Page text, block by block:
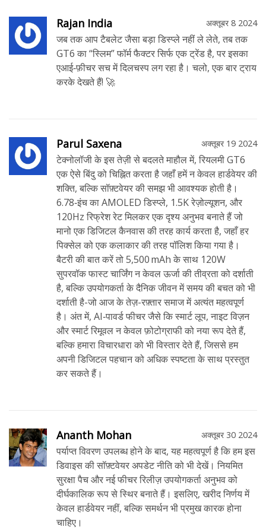
Rajan India अक्तूबर 8 2024
जब तक आप टैबलेट जैसा बड़ा डिस्प्ले नहीं ले लेते, तब तक
GT6 का “स्लिम” फॉर्म फैक्टर सिर्फ एक ट्रेंड है, पर इसका
एआई‑फ़ीचर सच में दिलचस्प लग रहा है। चलो, एक बार ट्राय
करके देखते हैं! 🚀
Parul Saxena अक्तूबर 19 2024
टेक्नोलॉजी के इस तेज़ी से बदलते माहौल में, रियलमी GT6
एक ऐसे बिंदु को चिह्नित करता है जहाँ हमें न केवल हार्डवेयर की
शक्ति, बल्कि सॉफ़्टवेयर की समझ भी आवश्यक होती है।
6.78‑इंच का AMOLED डिस्प्ले, 1.5K रेज़ोल्यूशन, और
120Hz रिफ्रेश रेट मिलकर एक दृश्य अनुभव बनाते हैं जो
मानो एक डिजिटल कैनवास की तरह कार्य करता है, जहाँ हर
पिक्सेल को एक कलाकार की तरह पॉलिश किया गया है।
बैटरी की बात करें तो 5,500 mAh के साथ 120W
सुपरवॉक फास्ट चार्जिंग न केवल ऊर्जा की तीव्रता को दर्शाती
है, बल्कि उपयोगकर्ता के दैनिक जीवन में समय की बचत को भी
दर्शाती है-जो आज के तेज़-रफ़्तार समाज में अत्यंत महत्वपूर्ण
है। अंत में, AI‑पावर्ड फीचर जैसे कि स्मार्ट लूप, नाइट विज़न
और स्मार्ट रिमूवल न केवल फ़ोटोग्राफी को नया रूप देते हैं,
बल्कि हमारा विचारधारा को भी विस्तार देते हैं, जिससे हम
अपनी डिजिटल पहचान को अधिक स्पष्टता के साथ प्रस्तुत
कर सकते हैं।
Ananth Mohan अक्तूबर 30 2024
पर्याप्त विवरण उपलब्ध होने के बाद, यह महत्वपूर्ण है कि हम इस
डिवाइस की सॉफ़्टवेयर अपडेट नीति को भी देखें। नियमित
सुरक्षा पैच और नई फीचर रिलीज़ उपयोगकर्ता अनुभव को
दीर्घकालिक रूप से स्थिर बनाते हैं। इसलिए, खरीद निर्णय में
केवल हार्डवेयर नहीं, बल्कि समर्थन भी प्रमुख कारक होना
चाहिए।